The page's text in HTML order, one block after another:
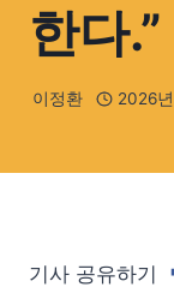
한다.”
이정환 2026
기사 공유하기